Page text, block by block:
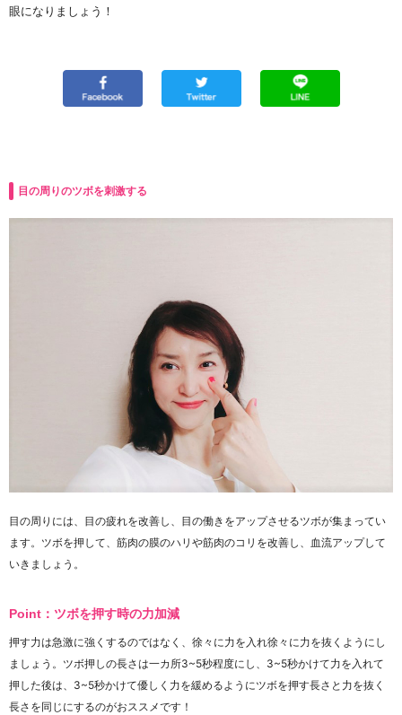
眼になりましょう！
目の周りのツボを刺激する
目の周りには、目の疲れを改善し、目の働きをアップさせるツボが集まってい
ます。ツボを押して、筋肉の膜のハリや筋肉のコリを改善し、血流アップして
いきましょう。
Point：ツボを押す時の力加減
押す力は急激に強くするのではなく、徐々に力を入れ徐々に力を抜くようにし
ましょう。ツボ押しの長さは一カ所3~5秒程度にし、3~5秒かけて力を入れて
押した後は、3~5秒かけて優しく力を緩めるようにツボを押す長さと力を抜く
長さを同じにするのがおススメです！